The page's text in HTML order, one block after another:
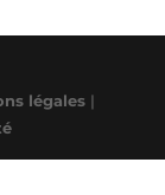
légales|